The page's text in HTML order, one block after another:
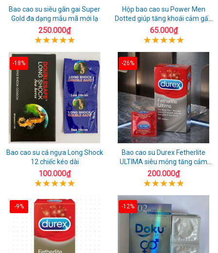
Bao cao su siêu gân gai Super
Gold đa dạng mẫu mã mới lạ
250.000₫
Hộp bao cao su Power Men
Dotted giúp tăng khoái cảm gấp
đôi
65.000₫
-18%
Bao cao su cá ngựa Long Shock
12 chiếc kéo dài
100.000₫
-26%
Bao cao su Durex Fetherlite
ULTIMA siêu mỏng tăng cảm
giác
200.000₫
-9% -12%